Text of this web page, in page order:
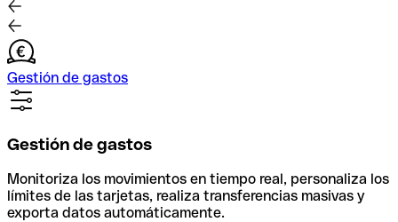
Gestión de gastos
Gestión de gastos
Monitoriza los movimientos en tiempo real, personaliza los
límites de las tarjetas, realiza transferencias masivas y
exporta datos automáticamente.